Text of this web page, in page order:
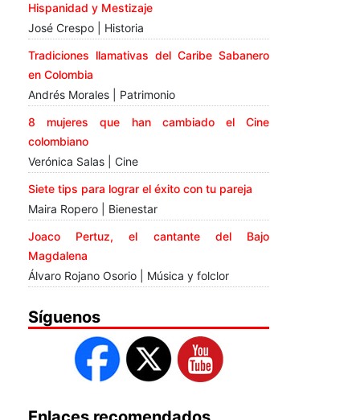
Hispanidad y Mestizaje
José Crespo | Historia
Tradiciones llamativas del Caribe Sabanero
en Colombia
Andrés Morales | Patrimonio
8 mujeres que han cambiado el Cine
colombiano
Verónica Salas | Cine
Siete tips para lograr el éxito con tu pareja
Maira Ropero | Bienestar
Joaco Pertuz, el cantante del Bajo
Magdalena
Álvaro Rojano Osorio | Música y folclor
Síguenos